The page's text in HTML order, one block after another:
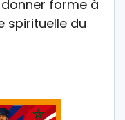
forme à
spirituelle du